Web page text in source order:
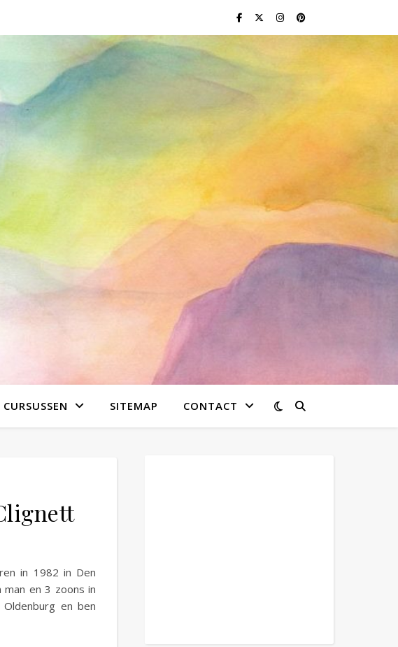
CURSUSSEN SITEMAP CONTACT
in 1982 in Den
en 3 zoons in
en ben